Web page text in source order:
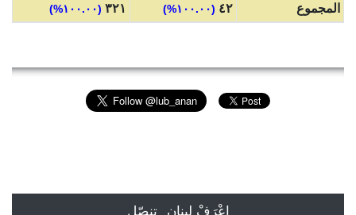
المجموع ٤٢ (١٠٠.٠٠%) ٣٢١ (١٠٠.٠٠%)
إعْرَفْ لبنان تنصّل